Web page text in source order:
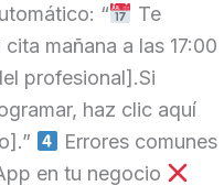
“
Te
mañana a las 17:00
profesional].Si
haz clic aquí
Errores comunes
en tu negocio